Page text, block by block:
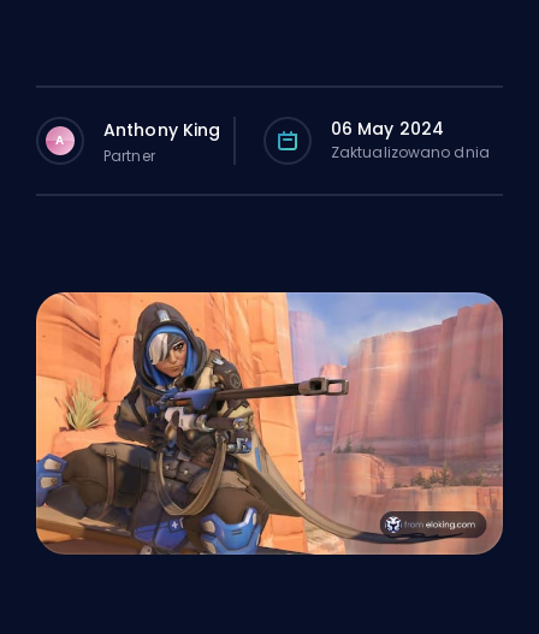
A Anthony King
Partner
06 May 2024
Zaktualizowano dnia